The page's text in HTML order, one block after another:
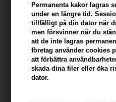
Permanenta kakor lagras
under en längre tid.
tillfälligt på din dator när
men försvinner när du
att de inte lagras
företag använder cookies
att förbättra
skada dina filer eller öka
dator.
Varumärken»Beard Monkey
359,00SEK
+
I lager- Leveranstid: 2-3